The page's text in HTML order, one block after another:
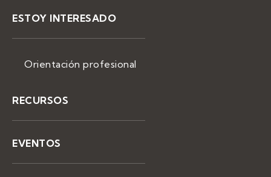
ESTOY INTERESADO
Orientación profesional
RECURSOS
EVENTOS